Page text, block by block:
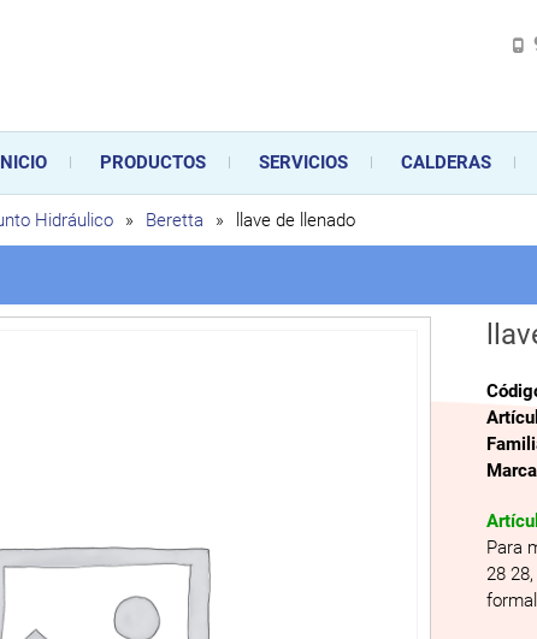
S.L es una empresa especializada en la instalación, comercialización
toda la vida útil de sus aparatos de gas, climatización o
PRODUCTOS SERVICIOS CALDERAS
Hidráulico » Beretta » llave de llenado
Para
28